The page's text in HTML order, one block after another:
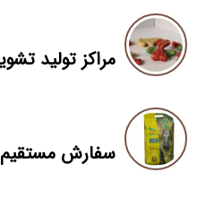
مراکز تولید